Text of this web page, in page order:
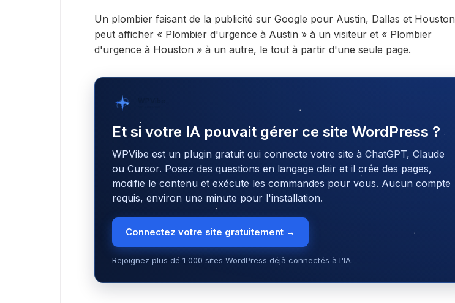
Un plombier faisant de la publicité sur Google pour Austin, Dallas et Houston
peut afficher « Plombier d'urgence à Austin » à un visiteur et « Plombier
d'urgence à Houston » à un autre, le tout à partir d'une seule page.
Et si votre IA pouvait gérer ce site WordPress ?
WPVibe est un plugin gratuit qui connecte votre site à ChatGPT, Claude
ou Cursor. Posez des questions en langage clair et il crée des pages,
modifie le contenu et exécute les commandes pour vous. Aucun compte
requis, environ une minute pour l'installation.
Connectez votre site gratuitement →
Rejoignez plus de 1 000 sites WordPress déjà connectés à l'IA.